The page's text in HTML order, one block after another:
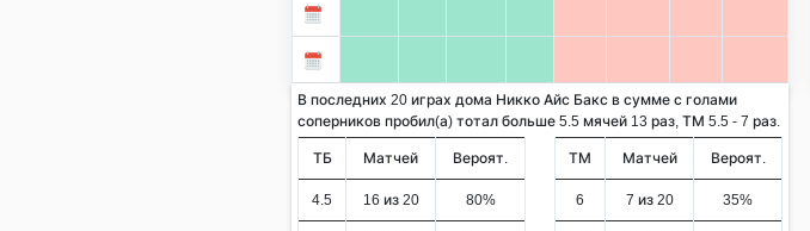
В последних 20 играх дома Никко Айс Бакс в сумме с голами
соперников пробил(а) тотал больше 5.5 мячей 13 раз, ТМ 5.5 - 7 раз.
ТБ Матчей Вероят.
4.5 16 из 20 80%
ТМ Матчей Вероят.
6 7 из 20 35%